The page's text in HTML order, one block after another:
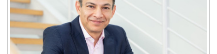
Chapters
Chapters
Descriptions
descriptions off , selected